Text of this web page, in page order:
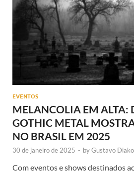
EVENTOS
MELANCOLIA EM ALTA:
GOTHIC METAL
NO BRASIL EM 2025
30 de janeiro de 2025 - byGustavo
Com eventos e shows destinados